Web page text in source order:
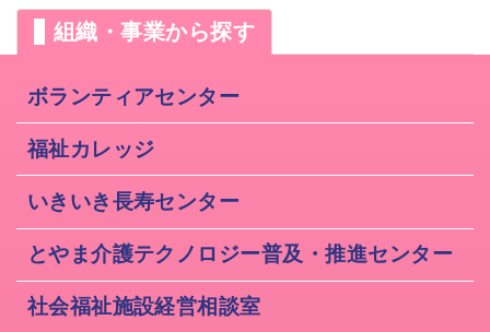
組織・事業から探す
ボランティアセンター
福祉カレッジ
いきいき長寿センター
とやま介護テクノロジー普及・推進センター
社会福祉施設経営相談室